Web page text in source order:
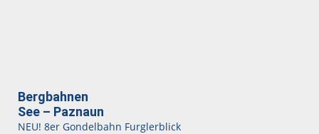
Bergbahnen
See – Paznaun
NEU! 8er Gondelbahn Furglerblick